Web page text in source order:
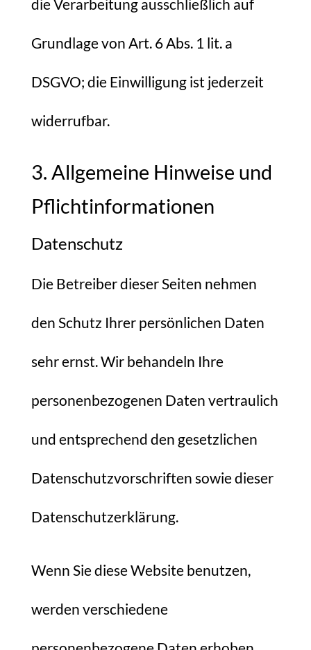
die Verarbeitung ausschließlich auf
Grundlage von Art. 6 Abs. 1 lit. a
DSGVO; die Einwilligung ist jederzeit
widerrufbar.
3. Allgemeine Hinweise und
Pflicht­informationen
Datenschutz
Die Betreiber dieser Seiten nehmen
den Schutz Ihrer persönlichen Daten
sehr ernst. Wir behandeln Ihre
personenbezogenen Daten vertraulich
und entsprechend den gesetzlichen
Datenschutzvorschriften sowie dieser
Datenschutzerklärung.
Wenn Sie diese Website benutzen,
werden verschiedene